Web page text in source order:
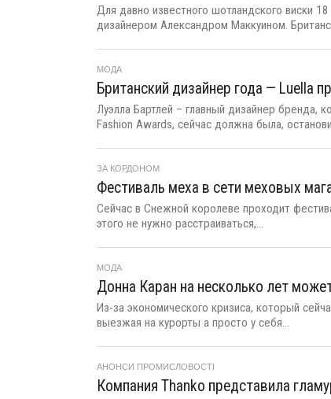
Для давно известного шотландского виски
дизайнером Александром Маккуином.
МОДА
Британский дизайнер года — Luella
Луэлла Бартлей – главный дизайнер бренда,
Fashion Awards, сейчас должна была,
ЗА КОРДОНОМ
Фестиваль меха в сети меховых
Сейчас в Снежной королеве проходит
этого не нужно расстраиваться,...
МОДА
Донна Каран на несколько лет
Из-за экономического кризиса, который
выезжая на курорты а просто у себя...
АНОНСИ ПРОМИСЛОВОСТІ
Компания Thanko представила